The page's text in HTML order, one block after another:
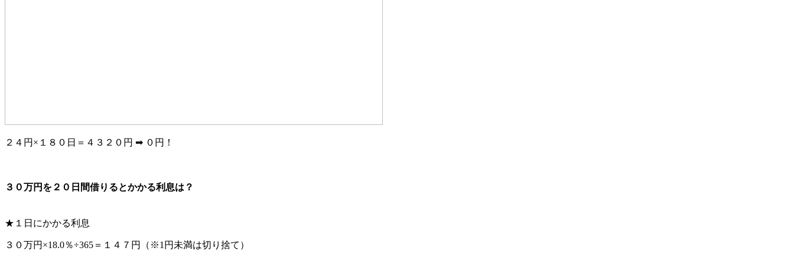
２４円×１８０日＝４３２０円 ➡ ０円！
３０万円を２０日間借りるとかかる利息は？
★１日にかかる利息
３０万円×18.0％÷365＝１４７円（※1円未満は切り捨て）